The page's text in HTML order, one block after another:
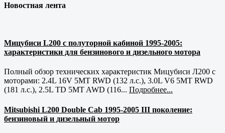
Новостная лента
Мицубиси L200 с полуторной кабиной 1995-2005:
характеристики для бензинового и дизельного мотора
Полный обзор технических характеристик Мицубиси Л200 с
моторами: 2.4L 16V 5MT RWD (132 л.с.), 3.0L V6 5MT RWD
(181 л.с.), 2.5L TD 5MT AWD (116... Подробнее...
Mitsubishi L200 Double Cab 1995-2005 III поколение:
бензиновый и дизельный мотор